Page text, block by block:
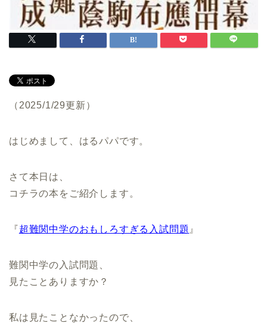
（2025/1/29更新）
はじめまして、はるパパです。
さて本日は、
コチラの本をご紹介します。
『超難関中学のおもしろすぎる入試問題 』
難関中学の入試問題、
見たことありますか？
私は見たことなかったので、